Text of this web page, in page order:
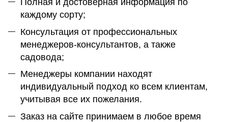
Полная и достоверная информация по
каждому сорту;
Консультация от профессиональных
менеджеров-консультантов, а также
садовода;
Менеджеры компании находят
индивидуальный подход ко всем клиентам,
учитывая все их пожелания.
Заказ на сайте принимаем в любое время